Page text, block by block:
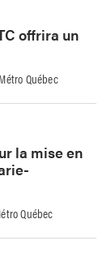
offrira un
Québec
la mise en
Québec